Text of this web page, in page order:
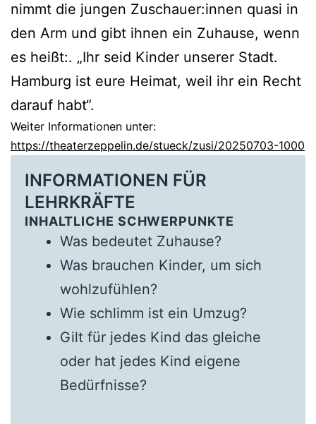
nimmt die jungen Zuschauer:innen quasi in
den Arm und gibt ihnen ein Zuhause, wenn
es heißt:. „Ihr seid Kinder unserer Stadt.
Hamburg ist eure Heimat, weil ihr ein Recht
darauf habt“.
Weiter Informationen unter:
https://theaterzeppelin.de/stueck/zusi/20250703-1000
INFORMATIONEN FÜR
LEHRKRÄFTE
INHALTLICHE SCHWERPUNKTE
Was bedeutet Zuhause?
Was brauchen Kinder, um sich
wohlzufühlen?
Wie schlimm ist ein Umzug?
Gilt für jedes Kind das gleiche
oder hat jedes Kind eigene
Bedürfnisse?